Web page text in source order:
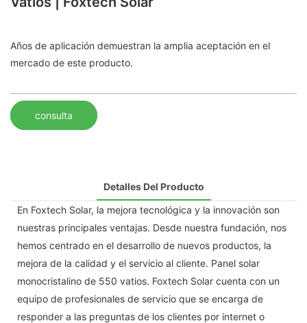
Años de aplicación demuestran la amplia aceptación en el
mercado de este producto.
consulta
Detalles Del Producto
En Foxtech Solar, la mejora tecnológica y la innovación son
nuestras principales ventajas. Desde nuestra fundación, nos
hemos centrado en el desarrollo de nuevos productos, la
mejora de la calidad y el servicio al cliente. Panel solar
monocristalino de 550 vatios. Foxtech Solar cuenta con un
equipo de profesionales de servicio que se encarga de
responder a las preguntas de los clientes por internet o